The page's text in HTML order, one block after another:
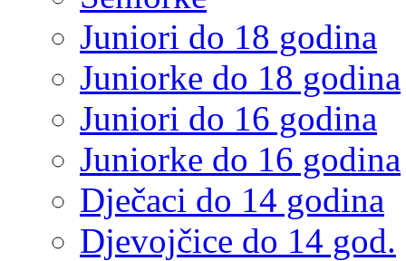
Juniori do 18 godina
Juniorke do 18 godina
Juniori do 16 godina
Juniorke do 16 godina
Dječaci do 14 godina
Djevojčice do 14 god.